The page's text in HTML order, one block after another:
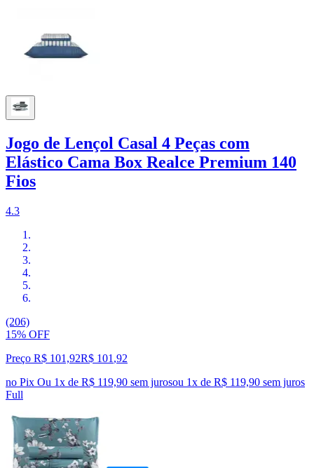
Jogo de Lençol Casal 4 Peças com
Elástico Cama Box Realce Premium 140
Fios
4.3
(206)
15% OFF
Preço R$ 101,92R$ 101 ,92
no Pix Ou 1x de R$ 119,90 sem jurosou 1x de R$ 119,90 sem juros
Full